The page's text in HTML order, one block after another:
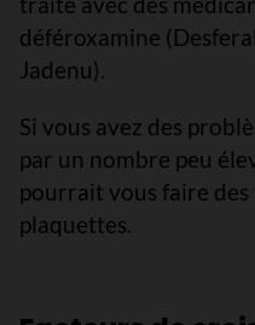
déféroxamine
Jadenu).
Si vous avez des
par un nombre peu
pourrait vous faire
plaquettes.